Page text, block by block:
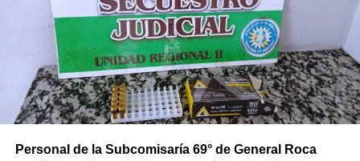
Personal de la Subcomisaría 69° de General Roca